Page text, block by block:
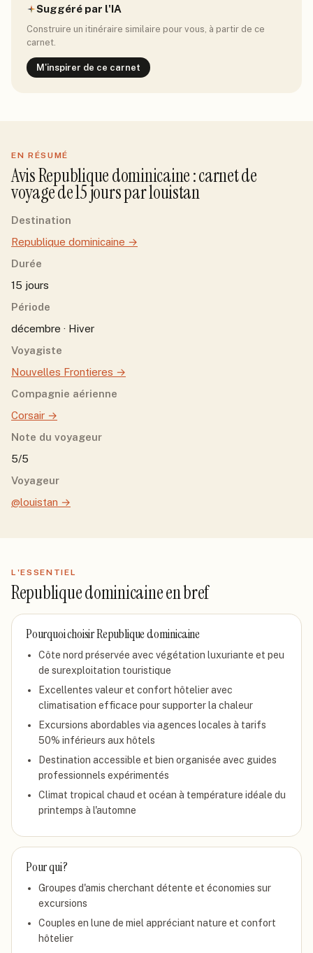
Suggéré par l'IA
Construire un itinéraire similaire pour vous, à partir de ce
carnet.
M'inspirer de ce carnet
EN RÉSUMÉ
AvisRepublique dominicaine: carnet de
voyage de15joursparlouistan
Destination
Republique dominicaine →
Durée
15 jours
Période
décembre · Hiver
Voyagiste
Nouvelles Frontieres →
Compagnie aérienne
Corsair →
Note du voyageur
5/5
Voyageur
@louistan →
L'ESSENTIEL
Republique dominicaineen bref
Pourquoi choisirRepublique dominicaine
Côte nord préservée avec végétation luxuriante et peu
de surexploitation touristique
Excellentes valeur et confort hôtelier avec
climatisation efficace pour supporter la chaleur
Excursions abordables via agences locales à tarifs
50% inférieurs aux hôtels
Destination accessible et bien organisée avec guides
professionnels expérimentés
Climat tropical chaud et océan à température idéale du
printemps à l'automne
Pour qui ?
Groupes d'amis cherchant détente et économies sur
excursions
Couples en lune de miel appréciant nature et confort
hôtelier